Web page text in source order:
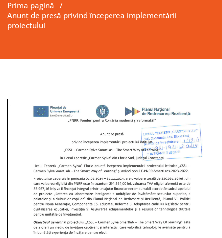
Prima pagină /
Anunț de presă privind începerea implementării
proiectului